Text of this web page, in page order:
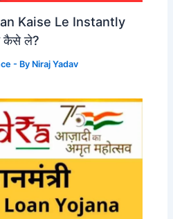
Kaise Le Instantly
कैसे ले?
- By Niraj Yadav